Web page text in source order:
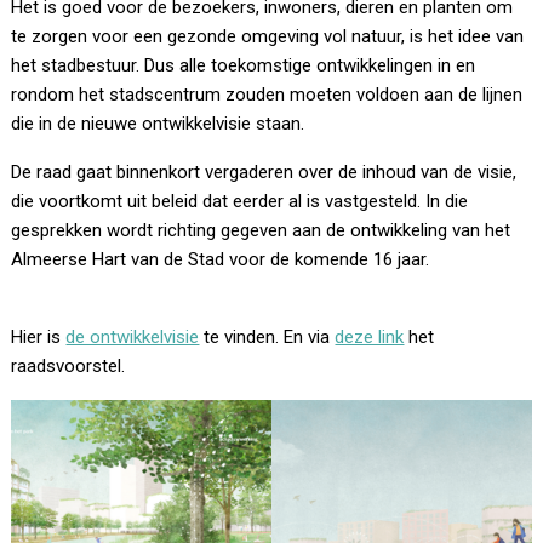
Het is goed voor de bezoekers, inwoners, dieren en planten om
te zorgen voor een gezonde omgeving vol natuur, is het idee van
het stadbestuur. Dus alle toekomstige ontwikkelingen in en
rondom het stadscentrum zouden moeten voldoen aan de lijnen
die in de nieuwe ontwikkelvisie staan.
De raad gaat binnenkort vergaderen over de inhoud van de visie,
die voortkomt uit beleid dat eerder al is vastgesteld. In die
gesprekken wordt richting gegeven aan de ontwikkeling van het
Almeerse Hart van de Stad voor de komende 16 jaar.
Hier isde ontwikkelvisie te vinden. En viadeze link het
raadsvoorstel.